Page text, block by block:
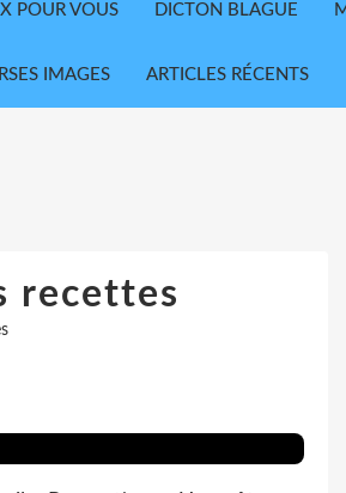
POUR VOUS DICTON BLAGUE
IMAGES ARTICLES RÉCENTS
recettes